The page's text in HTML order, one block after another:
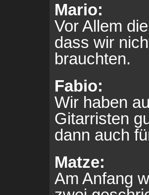
Mario:
Vor Allem
dass wir
brauchten.
Fabio:
Wir haben
Gitarristen
dann auch
Matze:
Am Anfang